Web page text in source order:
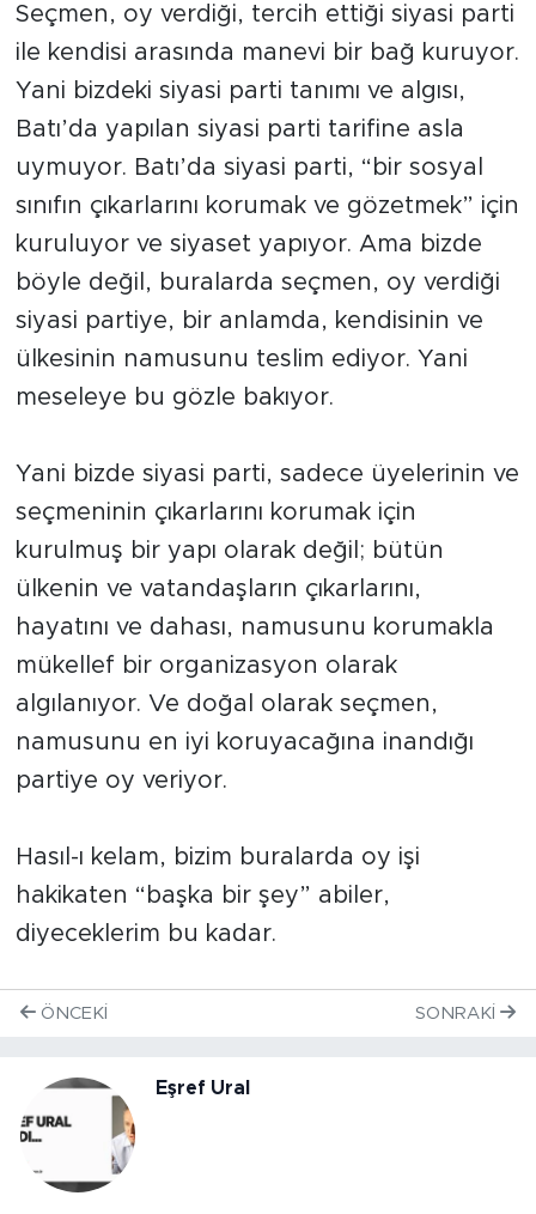
Seçmen, oy verdiği, tercih ettiği siyasi parti
ile kendisi arasında manevi bir bağ kuruyor.
Yani bizdeki siyasi parti tanımı ve algısı,
Batı’da yapılan siyasi parti tarifine asla
uymuyor. Batı’da siyasi parti, “bir sosyal
sınıfın çıkarlarını korumak ve gözetmek” için
kuruluyor ve siyaset yapıyor. Ama bizde
böyle değil, buralarda seçmen, oy verdiği
siyasi partiye, bir anlamda, kendisinin ve
ülkesinin namusunu teslim ediyor. Yani
meseleye bu gözle bakıyor.
Yani bizde siyasi parti, sadece üyelerinin ve
seçmeninin çıkarlarını korumak için
kurulmuş bir yapı olarak değil; bütün
ülkenin ve vatandaşların çıkarlarını,
hayatını ve dahası, namusunu korumakla
mükellef bir organizasyon olarak
algılanıyor. Ve doğal olarak seçmen,
namusunu en iyi koruyacağına inandığı
partiye oy veriyor.
Hasıl-ı kelam, bizim buralarda oy işi
hakikaten “başka bir şey” abiler,
diyeceklerim bu kadar.
ÖNCEKI SONRAKI
Eşref Ural